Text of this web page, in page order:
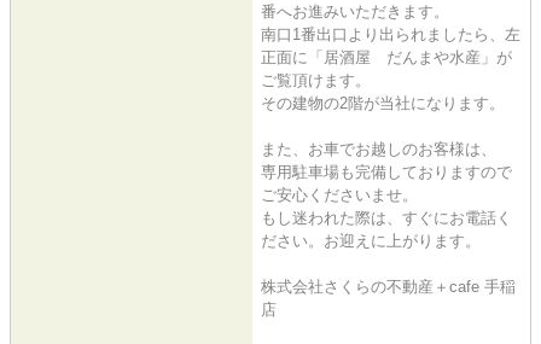
番へお進みいただきます。
南口1番出口より出られましたら、左
正面に「居酒屋 だんまや水産」が
ご覧頂けます。
その建物の2階が当社になります。
また、お車でお越しのお客様は、
専用駐車場も完備しておりますので
ご安心くださいませ。
もし迷われた際は、すぐにお電話く
ださい。お迎えに上がります。
株式会社さくらの不動産＋cafe 手稲
店